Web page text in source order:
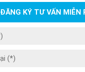
ĐĂNG KÝ TƯ VẤN MIỄN